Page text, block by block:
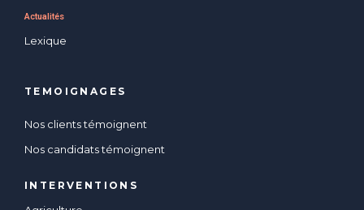
Actualités
Lexique
TEMOIGNAGES
Nos clients témoignent
Nos candidats témoignent
INTERVENTIONS